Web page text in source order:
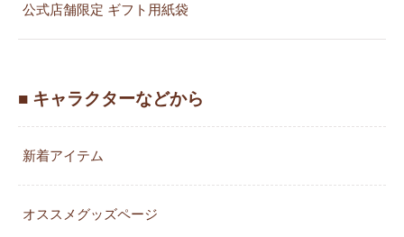
公式店舗限定 ギフト用紙袋
■ キャラクターなどから
新着アイテム
オススメグッズページ